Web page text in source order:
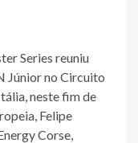
Series reuniu
Júnior no Circuito
neste fim de
Felipe
Corse,